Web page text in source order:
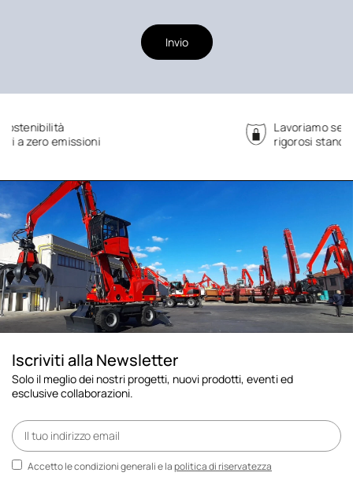
Invio
rigorosi standard di sicurezza
Iscriviti alla Newsletter
Solo il meglio dei nostri progetti, nuovi prodotti, eventi ed
esclusive collaborazioni.
Accetto le condizioni generali e lapolitica di riservatezza